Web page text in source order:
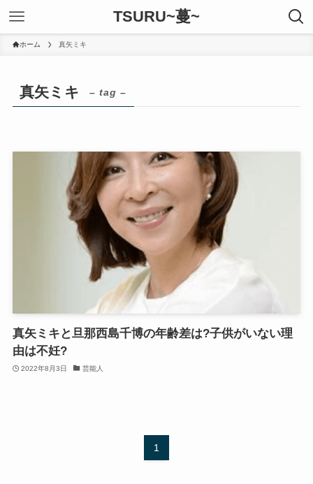
TSURU~蔓~
ホーム 真矢ミキ
真矢ミキ – tag –
真矢ミキと旦那西島千博の年齢差は?子供がいない理
由は不妊?
2022年8月3日 芸能人
1